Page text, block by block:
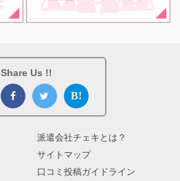
Share Us !!
派遣会社チェキとは？
サイトマップ
口コミ投稿ガイドライン